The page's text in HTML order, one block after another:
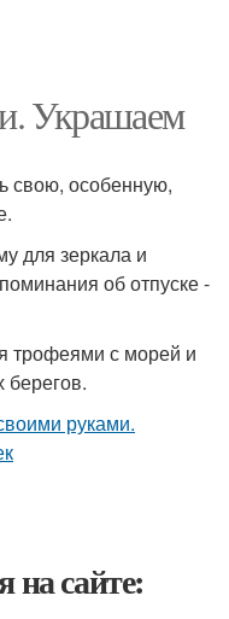
Украшаем
свою, особенную,
для зеркала и
об отпуске -
трофеями с морей и
берегов.
на сайте: